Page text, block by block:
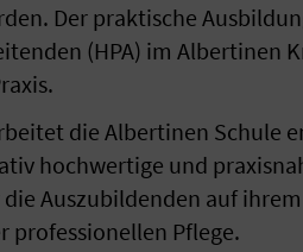
Der praktische
(HPA) im Albertinen
die Albertinen Schule
hochwertige und
Auszubildenden auf
professionellen Pflege.